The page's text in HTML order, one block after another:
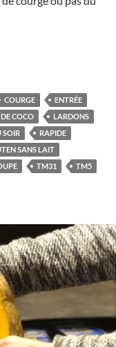
douce et carotte au
COURGE
ENTRÉE
COCO
LARDONS
SOIR
RAPIDE
SANS LAIT
TM31
TM5